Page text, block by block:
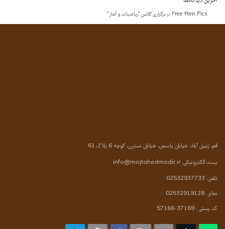
Free Porn Pics در برگزاری کلاس “ریاضیات و آمار”
قم، زنبیل آباد، خیابان یاسمن، خیابان نسترن، کوچه 6 پلاک 61
پست الکترونیکی:info@mojtahedmodir.ir
تلفن: 02532937733
نمابر: 02532919128
کد پستی : 37169-57166